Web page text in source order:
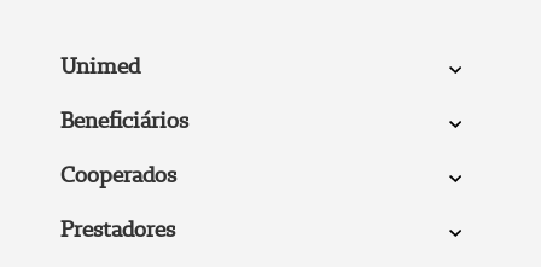
Unimed
Beneficiários
Cooperados
Prestadores